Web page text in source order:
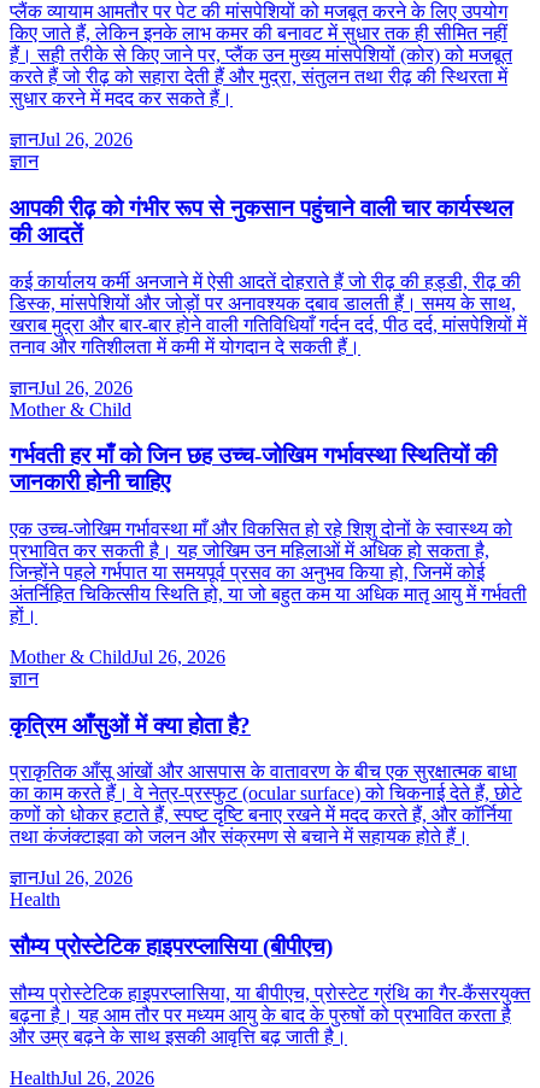
प्लैंक व्यायाम आमतौर पर पेट की मांसपेशियों को मजबूत करने के लिए उपयोग
किए जाते हैं, लेकिन इनके लाभ कमर की बनावट में सुधार तक ही सीमित नहीं
हैं। सही तरीके से किए जाने पर, प्लैंक उन मुख्य मांसपेशियों (कोर) को मजबूत
करते हैं जो रीढ़ को सहारा देती हैं और मुद्रा, संतुलन तथा रीढ़ की स्थिरता में
सुधार करने में मदद कर सकते हैं।
ज्ञानJul 26, 2026
ज्ञान
आपकी रीढ़ को गंभीर रूप से नुकसान पहुंचाने वाली चार कार्यस्थल
की आदतें
कई कार्यालय कर्मी अनजाने में ऐसी आदतें दोहराते हैं जो रीढ़ की हड्डी, रीढ़ की
डिस्क, मांसपेशियों और जोड़ों पर अनावश्यक दबाव डालती हैं। समय के साथ,
खराब मुद्रा और बार-बार होने वाली गतिविधियाँ गर्दन दर्द, पीठ दर्द, मांसपेशियों में
तनाव और गतिशीलता में कमी में योगदान दे सकती हैं।
ज्ञानJul 26, 2026
Mother & Child
गर्भवती हर माँ को जिन छह उच्च-जोखिम गर्भावस्था स्थितियों की
जानकारी होनी चाहिए
एक उच्च-जोखिम गर्भावस्था माँ और विकसित हो रहे शिशु दोनों के स्वास्थ्य को
प्रभावित कर सकती है। यह जोखिम उन महिलाओं में अधिक हो सकता है,
जिन्होंने पहले गर्भपात या समयपूर्व प्रसव का अनुभव किया हो, जिनमें कोई
अंतर्निहित चिकित्सीय स्थिति हो, या जो बहुत कम या अधिक मातृ आयु में गर्भवती
हों।
Mother & ChildJul 26, 2026
ज्ञान
कृत्रिम आँसुओं में क्या होता है?
प्राकृतिक आँसू आंखों और आसपास के वातावरण के बीच एक सुरक्षात्मक बाधा
का काम करते हैं। वे नेत्र-प्रस्फुट (ocular surface) को चिकनाई देते हैं, छोटे
कणों को धोकर हटाते हैं, स्पष्ट दृष्टि बनाए रखने में मदद करते हैं, और कॉर्निया
तथा कंजंक्टाइवा को जलन और संक्रमण से बचाने में सहायक होते हैं।
ज्ञानJul 26, 2026
Health
सौम्य प्रोस्टेटिक हाइपरप्लासिया (बीपीएच)
सौम्य प्रोस्टेटिक हाइपरप्लासिया, या बीपीएच, प्रोस्टेट ग्रंथि का गैर-कैंसरयुक्त
बढ़ना है। यह आम तौर पर मध्यम आयु के बाद के पुरुषों को प्रभावित करता है
और उम्र बढ़ने के साथ इसकी आवृत्ति बढ़ जाती है।
HealthJul 26, 2026